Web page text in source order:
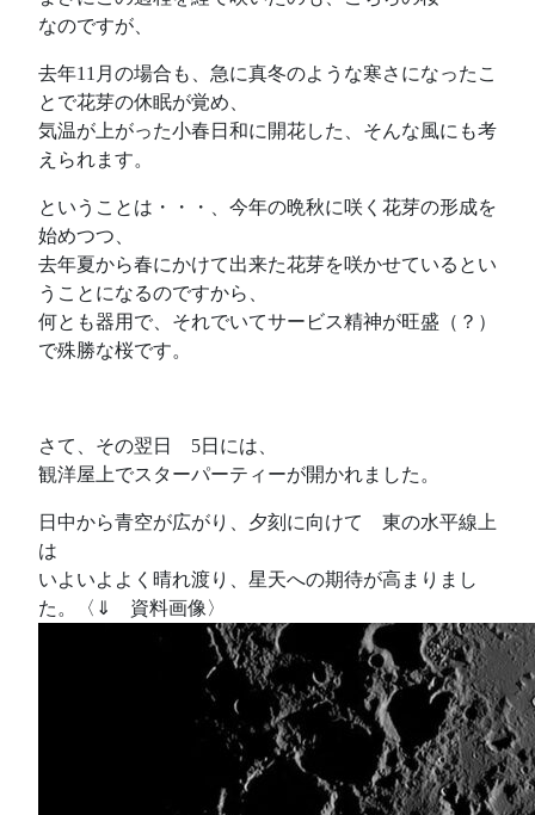
なのですが、
去年11月の場合も、急に真冬のような寒さになったこ
とで花芽の休眠が覚め、
気温が上がった小春日和に開花した、そんな風にも考
えられます。
ということは・・・、今年の晩秋に咲く花芽の形成を
始めつつ、
去年夏から春にかけて出来た花芽を咲かせているとい
うことになるのですから、
何とも器用で、それでいてサービス精神が旺盛（？）
で殊勝な桜です。
さて、その翌日 5日には、
観洋屋上でスターパーティーが開かれました。
日中から青空が広がり、夕刻に向けて 東の水平線上
は
いよいよよく晴れ渡り、星天への期待が高まりまし
た。〈⇓ 資料画像〉